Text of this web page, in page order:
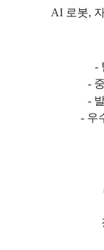
AI 로봇,
-
-
-
- 우